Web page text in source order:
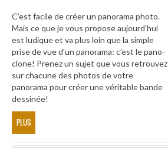
C’est facile de créer un panorama photo.
Mais ce que je vous propose aujourd’hui
est ludique et va plus loin que la simple
prise de vue d’un panorama: c’est le pano-
clone! Prenez un sujet que vous retrouvez
sur chacune des photos de votre
panorama pour créer une véritable bande
dessinée!
PLUS